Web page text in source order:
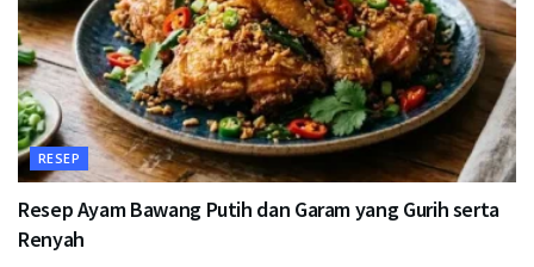
RESEP
Resep Ayam Bawang Putih dan Garam yang Gurih serta
Renyah